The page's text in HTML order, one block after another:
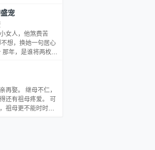
立命，她容颜尽
绝佳反攻之机
的发呆，喜欢淡定
装得了软妹下得了
腹黑，也有人曾夸
直到有一天————
们 爻妜扔了一个地
着觉了扔了一个手
宠
女人，他煞费苦
想，换她一句居心
年，是谁将两枚硬
时，她又对谁苦苦
前你为什么要出现
不是你！” 是徐寒，
我爱你，他不肯
世界都知道他爱
再娶。 继母不仁，
还有祖母疼爱。 可
祖母更不能时时护